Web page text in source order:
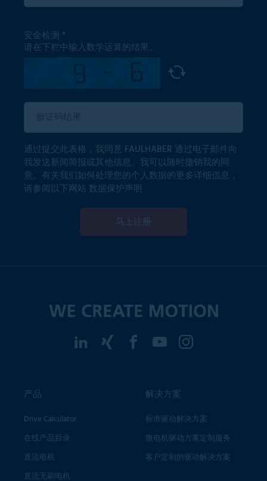
安全检测
请在下栏中输入数学运算的结果。
通过提交此表格，我同意 FAULHABER 通过电子邮件向
我发送新闻简报或其他信息。我可以随时撤销我的同
意。有关我们如何处理您的个人数据的更多详细信息，
请参阅以下网站 数据保护声明
马上注册
产品
Drive Calculator
在线产品目录
直流电机
直流无刷电机
解决方案
标准驱动解决方案
微电机驱动方案定制服务
客户定制的驱动解决方案